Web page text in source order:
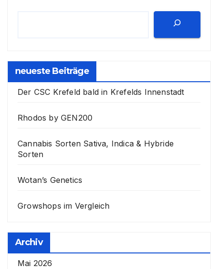
neueste Beiträge
Der CSC Krefeld bald in Krefelds Innenstadt
Rhodos by GEN200
Cannabis Sorten Sativa, Indica & Hybride
Sorten
Wotan’s Genetics
Growshops im Vergleich
Archiv
Mai 2026